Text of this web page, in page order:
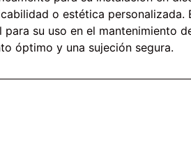
o estética
su uso en el mantenimiento
óptimo y una sujeción segura.